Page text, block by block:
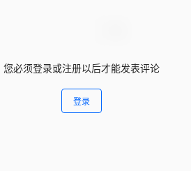
您必须登录或注册以后才能发表评论
登录